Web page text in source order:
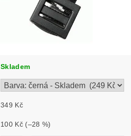
Skladem
349 Kč
100 Kč (–28 %)